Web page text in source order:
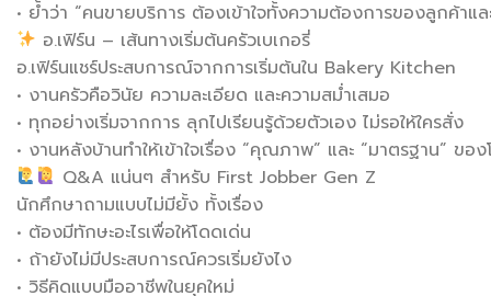
• ย้ำว่า “คนขายบริการ ต้องเข้าใจทั้งความต้องการของลูกค้าแ
อ.เฟิร์น – เส้นทางเริ่มต้นครัวเบเกอรี่
อ.เฟิร์นแชร์ประสบการณ์จากการเริ่มต้นใน Bakery Kitchen
• งานครัวคือวินัย ความละเอียด และความสม่ำเสมอ
• ทุกอย่างเริ่มจากการ ลุกไปเรียนรู้ด้วยตัวเอง ไม่รอให้ใครสั่ง
• งานหลังบ้านทำให้เข้าใจเรื่อง “คุณภาพ” และ “มาตรฐาน” ขอ
Q&A แน่นๆ สำหรับ First Jobber Gen Z
นักศึกษาถามแบบไม่มียั้ง ทั้งเรื่อง
• ต้องมีทักษะอะไรเพื่อให้โดดเด่น
• ถ้ายังไม่มีประสบการณ์ควรเริ่มยังไง
• วิธีคิดแบบมืออาชีพในยุคใหม่